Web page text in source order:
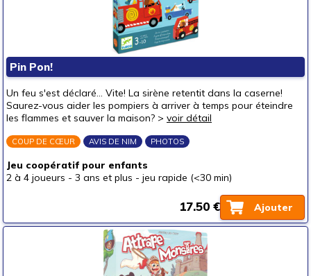
Pin Pon!
Un feu s'est déclaré... Vite! La sirène retentit dans la caserne!
Saurez-vous aider les pompiers à arriver à temps pour éteindre
les flammes et sauver la maison? > voir détail
COUP DE CŒUR AVIS DE NIM PHOTOS
Jeu coopératif pour enfants
2 à 4 joueurs - 3 ans et plus - jeu rapide (<30 min)
Ajouter
17.50 €